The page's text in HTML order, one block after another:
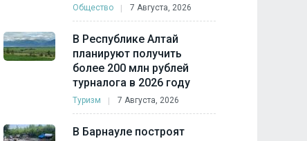
Общество 7 Августа, 2026
В Республике Алтай
планируют получить
более 200 млн рублей
турналога в 2026 году
Туризм 7 Августа, 2026
В Барнауле построят